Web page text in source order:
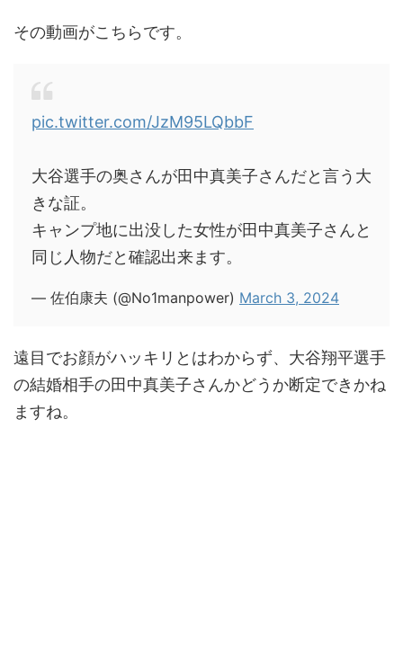
その動画がこちらです。
pic.twitter.com/JzM95LQbbF
大谷選手の奥さんが田中真美子さんだと言う大
きな証。
キャンプ地に出没した女性が田中真美子さんと
同じ人物だと確認出来ます。
— 佐伯康夫 (@No1manpower) March 3, 2024
遠目でお顔がハッキリとはわからず、大谷翔平選手
の結婚相手の田中真美子さんかどうか断定できかね
ますね。